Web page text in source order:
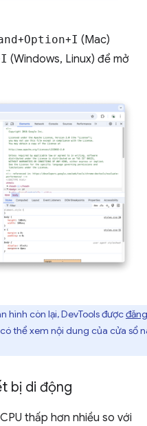
+Option+I (Mac)
I (Windows, Linux) để mở
hình còn lại, DevTools đượcđăng
thể xem nội dung của cửa sổ
bị di động
thấp hơn nhiều so với